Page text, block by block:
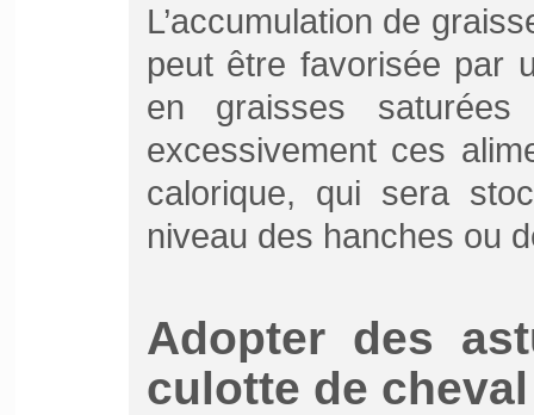
L’accumulation de
peut être favorisée par
en graisses
excessivement ces
calorique, qui sera
niveau des hanches ou
Adopter des
culotte de cheval